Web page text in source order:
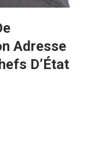
Adresse
D’État